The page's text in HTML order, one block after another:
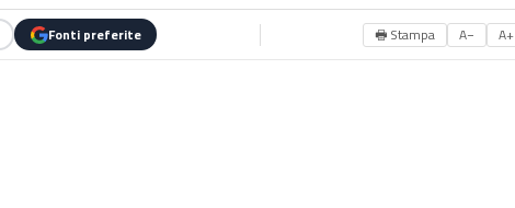
Fonti preferite 🖶 Stampa A− A+